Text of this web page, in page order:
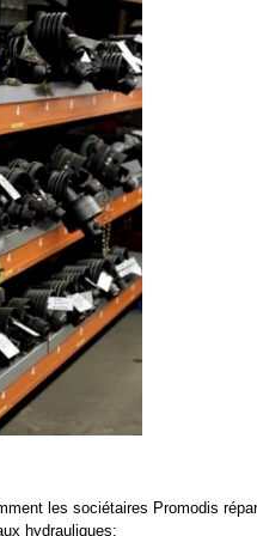
les sociétaires Promodis
hydrauliques: